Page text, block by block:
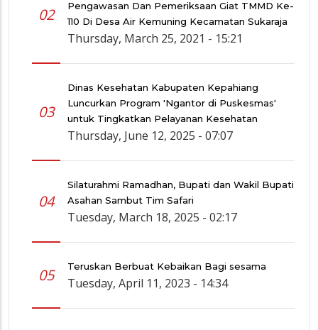
02
Pengawasan Dan Pemeriksaan Giat TMMD Ke-
110 Di Desa Air Kemuning Kecamatan Sukaraja
Thursday, March 25, 2021 - 15:21
03
Dinas Kesehatan Kabupaten Kepahiang
Luncurkan Program 'Ngantor di Puskesmas'
untuk Tingkatkan Pelayanan Kesehatan
Thursday, June 12, 2025 - 07:07
04
Silaturahmi Ramadhan, Bupati dan Wakil Bupati
Asahan Sambut Tim Safari
Tuesday, March 18, 2025 - 02:17
05 Teruskan Berbuat Kebaikan Bagi sesama
Tuesday, April 11, 2023 - 14:34